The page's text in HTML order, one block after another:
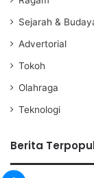
Sejarah &
Advertorial
Tokoh
Olahraga
Teknologi
Berita